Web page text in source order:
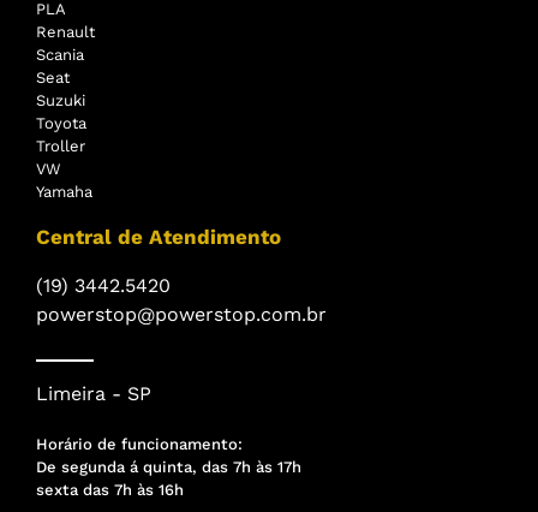
PLA
Renault
Scania
Seat
Suzuki
Toyota
Troller
VW
Yamaha
Central de Atendimento
(19) 3442.5420
powerstop@powerstop.com.br
Limeira - SP
Horário de funcionamento:
De segunda á quinta, das 7h às 17h
sexta das 7h às 16h